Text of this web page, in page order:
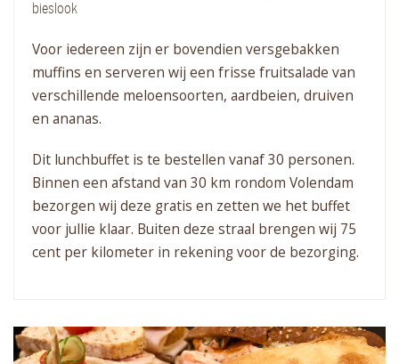
bieslook
Voor iedereen zijn er bovendien versgebakken
muffins en serveren wij een frisse fruitsalade van
verschillende meloensoorten, aardbeien, druiven
en ananas.
Dit lunchbuffet is te bestellen vanaf 30 personen.
Binnen een afstand van 30 km rondom Volendam
bezorgen wij deze gratis en zetten we het buffet
voor jullie klaar. Buiten deze straal brengen wij 75
cent per kilometer in rekening voor de bezorging.